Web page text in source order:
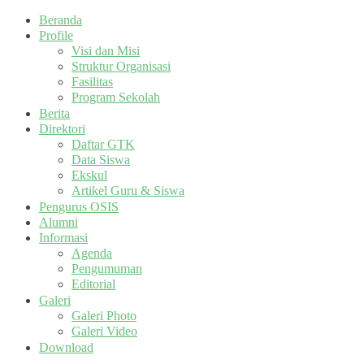
Beranda
Profile
Visi dan Misi
Struktur Organisasi
Fasilitas
Program Sekolah
Berita
Direktori
Daftar GTK
Data Siswa
Ekskul
Artikel Guru & Siswa
Pengurus OSIS
Alumni
Informasi
Agenda
Pengumuman
Editorial
Galeri
Galeri Photo
Galeri Video
Download